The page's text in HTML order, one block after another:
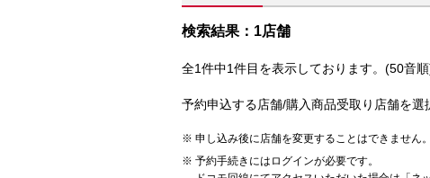
検索結果：1店舗
全1件中1件目を表示しております。(50音
予約申込する店舗/購入商品受取り店舗を選
申し込み後に店舗を変更することはできません。
予約手続きにはログインが必要です。